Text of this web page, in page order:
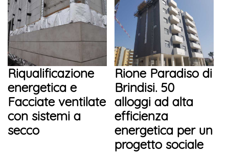
Riqualificazione
energetica e
Facciate ventilate
con sistemi a
secco
Rione Paradiso di
Brindisi. 50
alloggi ad alta
efficienza
energetica per un
progetto sociale